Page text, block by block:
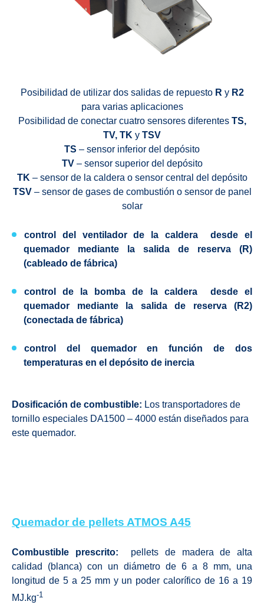
Posibilidad de utilizar dos salidas de repuestoR yR2
para varias aplicaciones
Posibilidad de conectar cuatro sensores diferentes TS,
TV, TK y TSV
TS – sensor inferior del depósito
TV– sensor superior del depósito
TK – sensor de la caldera o sensor central del depósito
TSV– sensor de gases de combustión o sensor de panel
solar
control del ventilador de la caldera
desde el
quemador mediante la salida de reserva (R)
(cableado de fábrica)
control de la bomba de la caldera
desde el
quemador mediante la salida de reserva (R2)
(conectada de fábrica)
control del quemador en función de dos
temperaturas en el depósito de inercia
Dosificación de combustible: Los transportadores de
tornillo especiales DA1500 – 4000 están diseñados para
este quemador.
Quemador de pellets ATMOS A45
Combustible prescrito:
pellets de madera de alta
calidad (blanca) con un diámetro de 6 a 8 mm, una
longitud de 5 a 25 mm y un poder calorífico de 16 a 19
MJ.kg-1